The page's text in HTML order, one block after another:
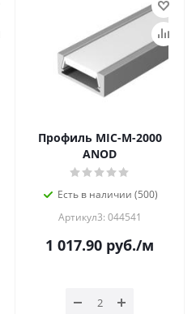
Профиль MIC-M-2000
ANOD
Есть в наличии (500)
Артикул3: 044541
1 017.90 руб./м